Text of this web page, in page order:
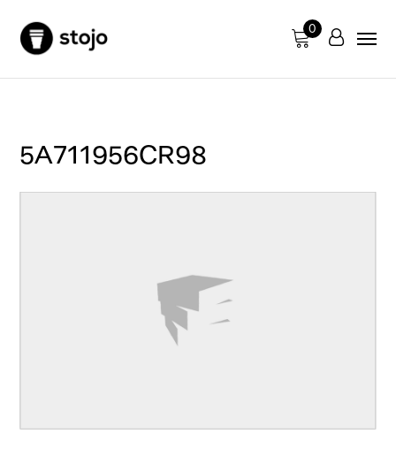
0
5A711956CR98